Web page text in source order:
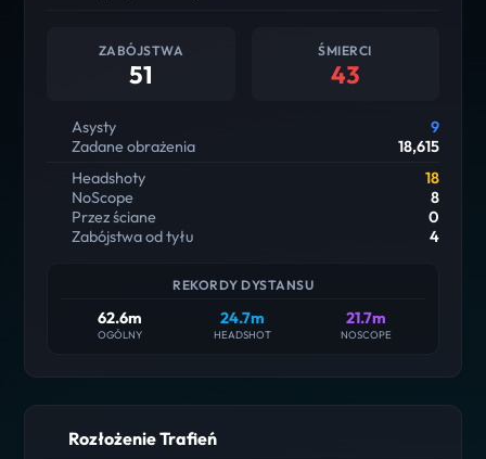
ZABÓJSTWA
51
ŚMIERCI
43
Asysty
9
Zadane obrażenia
18,615
Headshoty
18
NoScope
8
Przez ściane
0
Zabójstwa od tyłu
4
REKORDY DYSTANSU
62.6m
OGÓLNY
24.7m
HEADSHOT
21.7m
NOSCOPE
Rozłożenie Trafień